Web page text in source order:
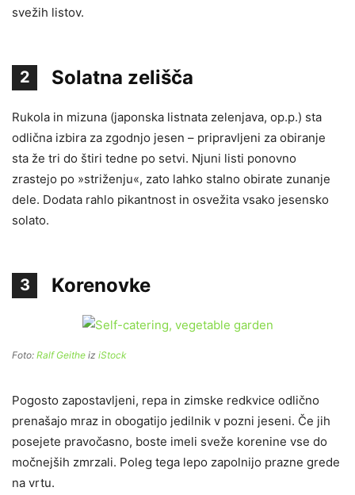
svežih listov.
2 Solatna zelišča
Rukola in mizuna (japonska listnata zelenjava, op.p.) sta
odlična izbira za zgodnjo jesen – pripravljeni za obiranje
sta že tri do štiri tedne po setvi. Njuni listi ponovno
zrastejo po »striženju«, zato lahko stalno obirate zunanje
dele. Dodata rahlo pikantnost in osvežita vsako jesensko
solato.
3 Korenovke
Foto: Ralf Geithe iz iStock
Pogosto zapostavljeni, repa in zimske redkvice odlično
prenašajo mraz in obogatijo jedilnik v pozni jeseni. Če jih
posejete pravočasno, boste imeli sveže korenine vse do
močnejših zmrzali. Poleg tega lepo zapolnijo prazne grede
na vrtu.